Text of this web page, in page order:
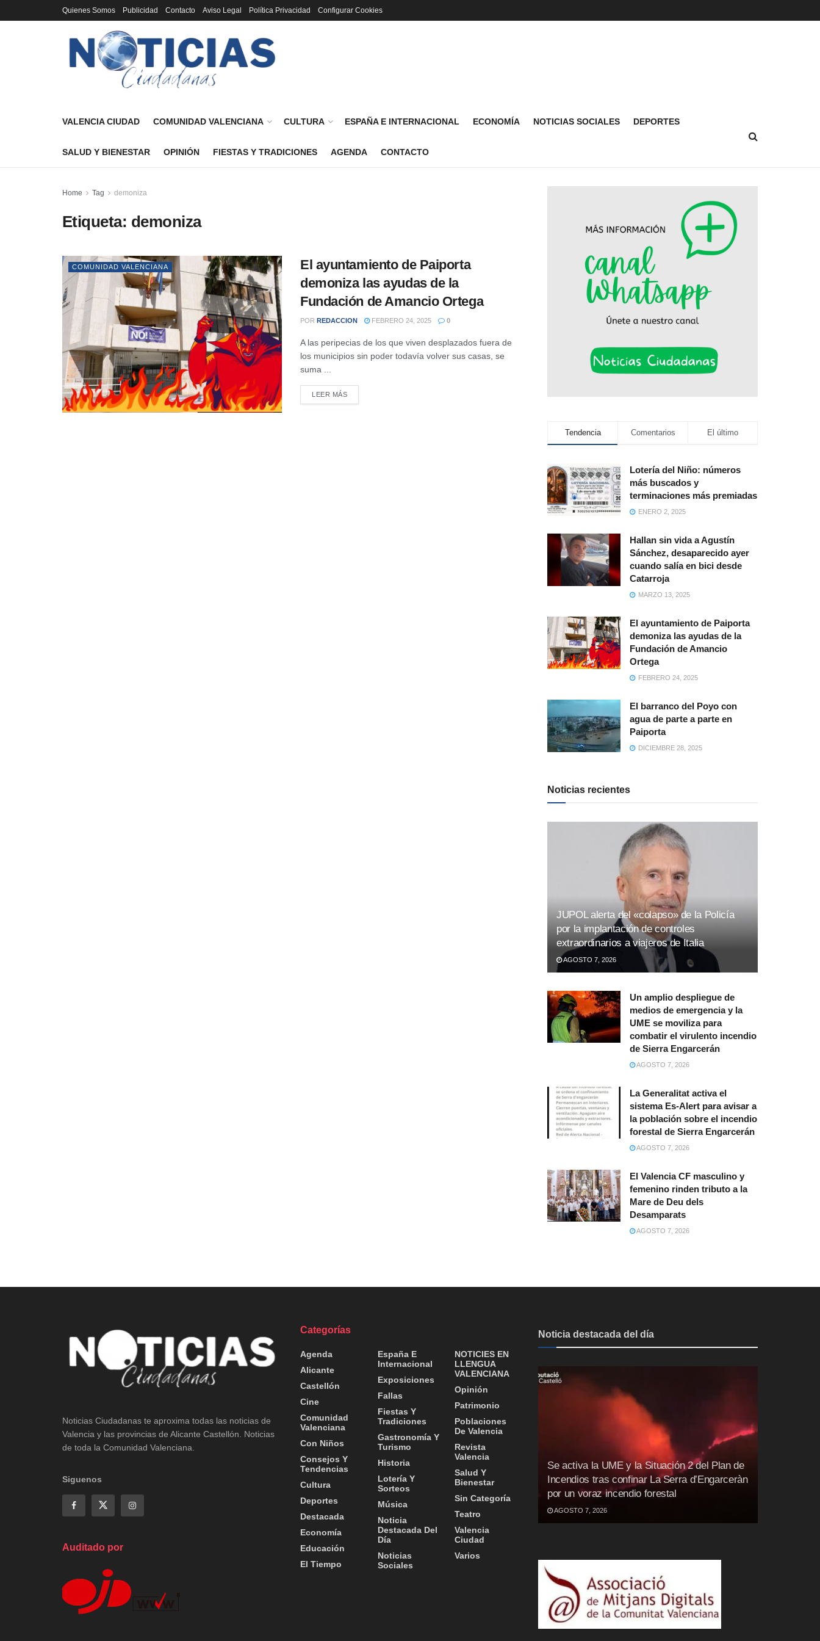
Quienes Somos Publicidad Contacto Aviso Legal Política Privacidad Configurar Cookies
VALENCIA CIUDAD COMUNIDAD VALENCIANA CULTURA ESPAÑA E INTERNACIONAL ECONOMÍA NOTICIAS SOCIALES DEPORTES
SALUD Y BIENESTAR OPINIÓN FIESTAS Y TRADICIONES AGENDA CONTACTO
Home Tag demoniza
Etiqueta: demoniza
COMUNIDAD VALENCIANA
El ayuntamiento de Paiporta
demoniza las ayudas de la
Fundación de Amancio Ortega
POR REDACCION FEBRERO 24, 2025 0
A las peripecias de los que viven desplazados fuera de
los municipios sin poder todavía volver sus casas, se
suma ...
LEER MÁSDETAILS
Tendencia Comentarios El último
Lotería del Niño: números
más buscados y
terminaciones más premiadas
ENERO 2, 2025
Hallan sin vida a Agustín
Sánchez, desaparecido ayer
cuando salía en bici desde
Catarroja
MARZO 13, 2025
El ayuntamiento de Paiporta
demoniza las ayudas de la
Fundación de Amancio
Ortega
FEBRERO 24, 2025
El barranco del Poyo con
agua de parte a parte en
Paiporta
DICIEMBRE 28, 2025
Noticias recientes
JUPOL alerta del «colapso» de la Policía
por la implantación de controles
extraordinarios a viajeros de Italia
AGOSTO 7, 2026
Un amplio despliegue de
medios de emergencia y la
UME se moviliza para
combatir el virulento incendio
de Sierra Engarcerán
AGOSTO 7, 2026
La Generalitat activa el
sistema Es-Alert para avisar a
la población sobre el incendio
forestal de Sierra Engarcerán
AGOSTO 7, 2026
El Valencia CF masculino y
femenino rinden tributo a la
Mare de Deu dels
Desamparats
AGOSTO 7, 2026
Noticias Ciudadanas te aproxima todas las noticias de
Valencia y las provincias de Alicante Castellón. Noticias
de toda la Comunidad Valenciana.
Siguenos
Auditado por
Categorías
Agenda
Alicante
Castellón
Cine
Comunidad
Valenciana
Con Niños
Consejos Y
Tendencias
Cultura
Deportes
Destacada
Economía
Educación
El Tiempo
España E
Internacional
Exposiciones
Fallas
Fiestas Y
Tradiciones
Gastronomía Y
Turismo
Historia
Lotería Y
Sorteos
Música
Noticia
Destacada Del
Día
Noticias
Sociales
NOTICIES EN
LLENGUA
VALENCIANA
Opinión
Patrimonio
Poblaciones
De Valencia
Revista
Valencia
Salud Y
Bienestar
Sin Categoría
Teatro
Valencia
Ciudad
Varios
Noticia destacada del día
Se activa la UME y la Situación 2 del Plan de
Incendios tras confinar La Serra d’Engarceràn
por un voraz incendio forestal
AGOSTO 7, 2026